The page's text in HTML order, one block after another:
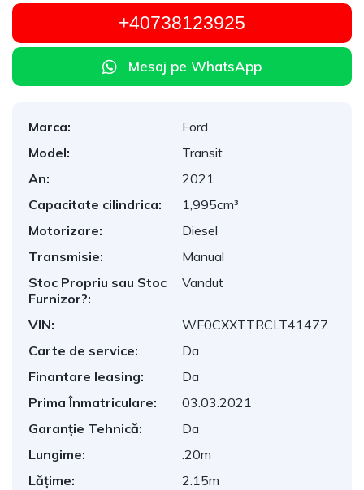
+40738123925
Mesaj pe WhatsApp
Marca:
Ford
Model:
Transit
An:
2021
Capacitate cilindrica:
1,995cm³
Motorizare:
Diesel
Transmisie:
Manual
Stoc Propriu sau Stoc
Furnizor?:
Vandut
VIN:
WF0CXXTTRCLT41477
Carte de service:
Da
Finantare leasing:
Da
Prima Înmatriculare:
03.03.2021
Garanție Tehnică:
Da
Lungime:
.20m
Lățime:
2.15m